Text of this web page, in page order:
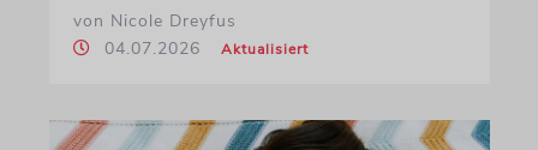
von Nicole Dreyfus
04.07.2026
Aktualisiert